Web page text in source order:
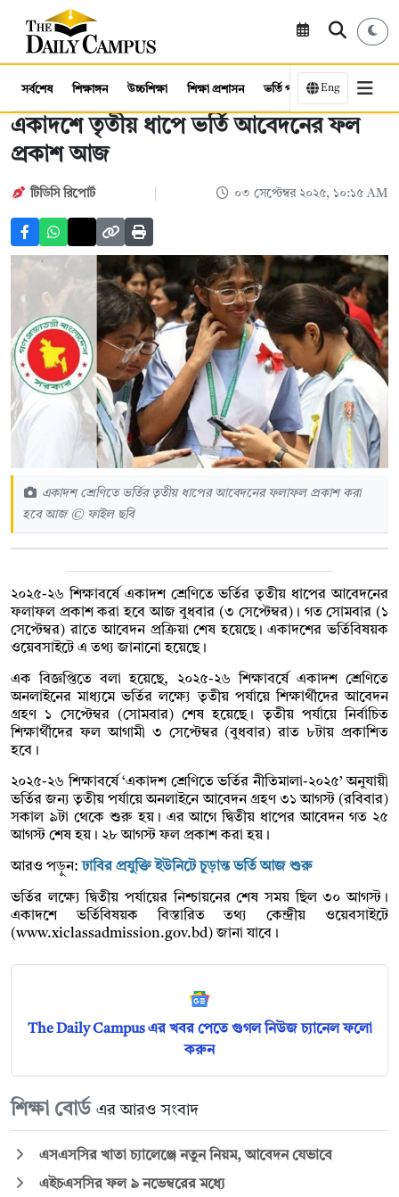
সর্বশেষ শিক্ষাঙ্গন উচ্চশিক্ষা শিক্ষা প্রশাসন ভর্তি পরীক্ষা কর্মসংস্থান
Eng
একাদশে তৃতীয় ধাপে ভর্তি আবেদনের ফল
প্রকাশ আজ
টিডিসি রিপোর্ট ০৩ সেপ্টেম্বর ২০২৫, ১০:১৫ AM
একাদশ শ্রেণিতে ভর্তির তৃতীয় ধাপের আবেদনের ফলাফল প্রকাশ করা
হবে আজ © ফাইল ছবি
২০২৫-২৬ শিক্ষাবর্ষে একাদশ শ্রেণিতে ভর্তির তৃতীয় ধাপের আবেদনের
ফলাফল প্রকাশ করা হবে আজ বুধবার (৩ সেপ্টেম্বর)। গত সোমবার (১
সেপ্টেম্বর) রাতে আবেদন প্রক্রিয়া শেষ হয়েছে। একাদশের ভর্তিবিষয়ক
ওয়েবসাইটে এ তথ্য জানানো হয়েছে।
এক বিজ্ঞপ্তিতে বলা হয়েছে, ২০২৫-২৬ শিক্ষাবর্ষে একাদশ শ্রেণিতে
অনলাইনের মাধ্যমে ভর্তির লক্ষ্যে তৃতীয় পর্যায়ে শিক্ষার্থীদের আবেদন
গ্রহণ ১ সেপ্টেম্বর (সোমবার) শেষ হয়েছে। তৃতীয় পর্যায়ে নির্বাচিত
শিক্ষার্থীদের ফল আগামী ৩ সেপ্টেম্বর (বুধবার) রাত ৮টায় প্রকাশিত
হবে।
২০২৫-২৬ শিক্ষাবর্ষে ‘একাদশ শ্রেণিতে ভর্তির নীতিমালা-২০২৫’ অনুযায়ী
ভর্তির জন্য তৃতীয় পর্যায়ে অনলাইনে আবেদন গ্রহণ ৩১ আগস্ট (রবিবার)
সকাল ৯টা থেকে শুরু হয়। এর আগে দ্বিতীয় ধাপের আবেদন গত ২৫
আগস্ট শেষ হয়। ২৮ আগস্ট ফল প্রকাশ করা হয়।
আরও পড়ুন:ঢাবির প্রযুক্তি ইউনিটে চূড়ান্ত ভর্তি আজ শুরু
ভর্তির লক্ষ্যে দ্বিতীয় পর্যায়ের নিশ্চায়নের শেষ সময় ছিল ৩০ আগস্ট।
একাদশে ভর্তিবিষয়ক বিস্তারিত তথ্য কেন্দ্রীয় ওয়েবসাইটে
(www.xiclassadmission.gov.bd) জানা যাবে।
The Daily Campus এর খবর পেতে গুগল নিউজ চ্যানেল ফলো
করুন
শিক্ষা বোর্ড এর আরও সংবাদ
এসএসসির খাতা চ্যালেঞ্জে নতুন নিয়ম, আবেদন যেভাবে
এইচএসসির ফল ৯ নভেম্বরের মধ্যে